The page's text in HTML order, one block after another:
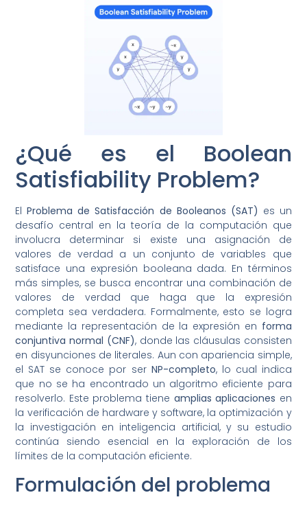
¿Qué es el Boolean
Satisfiability Problem?
ElProblema de Satisfacción de Booleanos (SAT) es un
desafío central en la teoría de la computación que
involucra determinar si existe una asignación de
valores de verdad a un conjunto de variables que
satisface una expresión booleana dada. En términos
más simples, se busca encontrar una combinación de
valores de verdad que haga que la expresión
completa sea verdadera. Formalmente, esto se logra
mediante la representación de la expresión en forma
conjuntiva normal (CNF), donde las cláusulas consisten
en disyunciones de literales. Aun con apariencia simple,
el SAT se conoce por ser NP-completo, lo cual indica
que no se ha encontrado un algoritmo eficiente para
resolverlo. Este problema tiene amplias aplicaciones en
la verificación de hardware y software, la optimización y
la investigación en inteligencia artificial, y su estudio
continúa siendo esencial en la exploración de los
límites de la computación eficiente.
Formulación del problema